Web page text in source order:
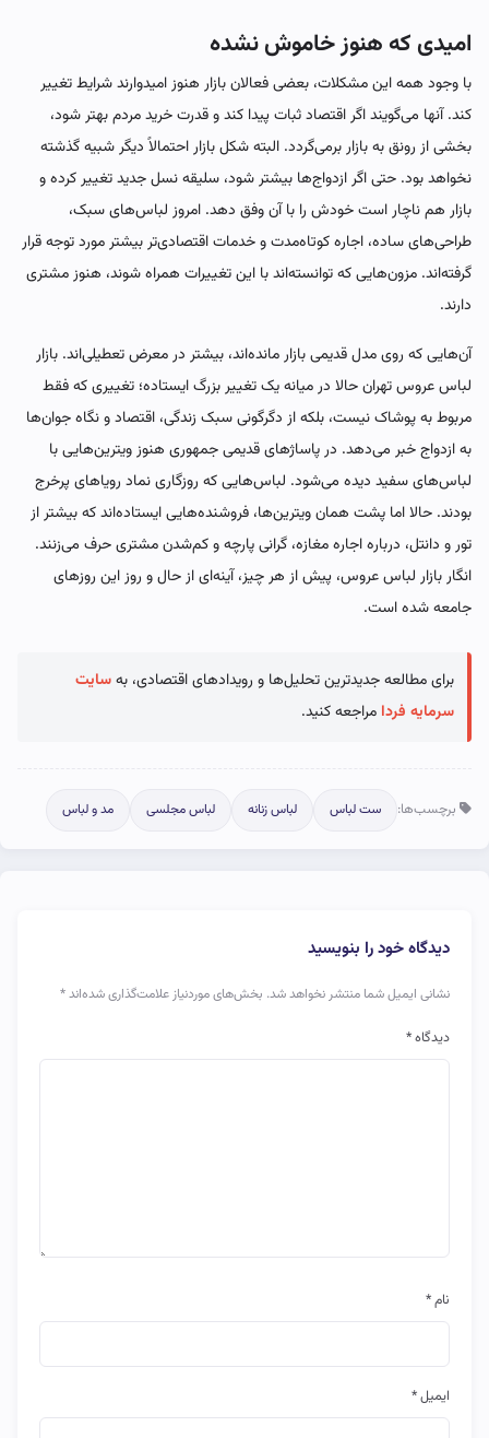
امیدی که هنوز خاموش نشده
با وجود همه این مشکلات، بعضی فعالان بازار هنوز امیدوارند شرایط تغییر
کند. آنها می‌گویند اگر اقتصاد ثبات پیدا کند و قدرت خرید مردم بهتر شود،
بخشی از رونق به بازار برمی‌گردد. البته شکل بازار احتمالاً دیگر شبیه گذشته
نخواهد بود. حتی اگر ازدواج‌ها بیشتر شود، سلیقه نسل جدید تغییر کرده و
بازار هم ناچار است خودش را با آن وفق دهد. امروز لباس‌های سبک،
طراحی‌های ساده، اجاره کوتاه‌مدت و خدمات اقتصادی‌تر بیشتر مورد توجه قرار
گرفته‌اند. مزون‌هایی که توانسته‌اند با این تغییرات همراه شوند، هنوز مشتری
دارند.
آن‌هایی که روی مدل قدیمی بازار مانده‌اند، بیشتر در معرض تعطیلی‌اند. بازار
لباس عروس تهران حالا در میانه یک تغییر بزرگ ایستاده؛ تغییری که فقط
مربوط به پوشاک نیست، بلکه از دگرگونی سبک زندگی، اقتصاد و نگاه جوان‌ها
به ازدواج خبر می‌دهد. در پاساژهای قدیمی جمهوری هنوز ویترین‌هایی با
لباس‌های سفید دیده می‌شود. لباس‌هایی که روزگاری نماد رویاهای پرخرج
بودند. حالا اما پشت همان ویترین‌ها، فروشنده‌هایی ایستاده‌اند که بیشتر از
تور و دانتل، درباره اجاره مغازه، گرانی پارچه و کم‌شدن مشتری حرف می‌زنند.
انگار بازار لباس عروس، پیش از هر چیز، آینه‌ای از حال و روز این روزهای
جامعه شده است.
برای مطالعه جدیدترین تحلیل‌ها و رویدادهای اقتصادی، بهسایت
سرمایه فردا مراجعه کنید.
برچسب‌ها: ست لباس لباس زنانه لباس مجلسی مد و لباس
دیدگاه خود را بنویسید
نشانی ایمیل شما منتشر نخواهد شد. بخش‌های موردنیاز علامت‌گذاری شده‌اند*
دیدگاه*
نام*
ایمیل*